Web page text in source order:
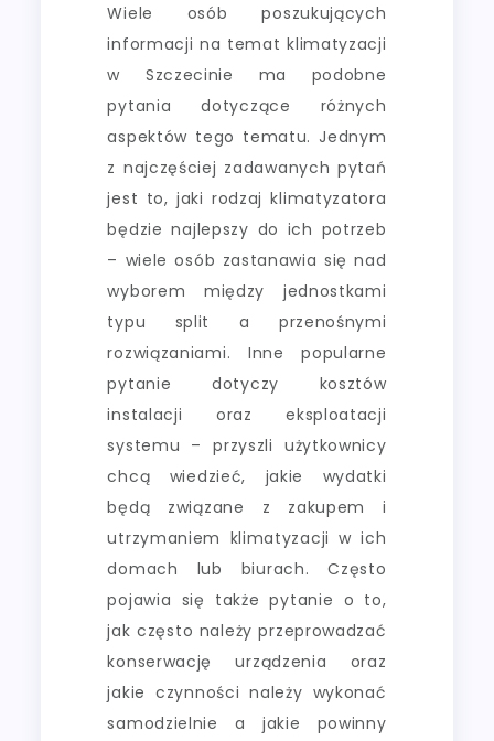
Wiele osób poszukujących
informacji na temat klimatyzacji
w Szczecinie ma podobne
pytania dotyczące różnych
aspektów tego tematu. Jednym
z najczęściej zadawanych pytań
jest to, jaki rodzaj klimatyzatora
będzie najlepszy do ich potrzeb
– wiele osób zastanawia się nad
wyborem między jednostkami
typu split a przenośnymi
rozwiązaniami. Inne popularne
pytanie dotyczy kosztów
instalacji oraz eksploatacji
systemu – przyszli użytkownicy
chcą wiedzieć, jakie wydatki
będą związane z zakupem i
utrzymaniem klimatyzacji w ich
domach lub biurach. Często
pojawia się także pytanie o to,
jak często należy przeprowadzać
konserwację urządzenia oraz
jakie czynności należy wykonać
samodzielnie a jakie powinny